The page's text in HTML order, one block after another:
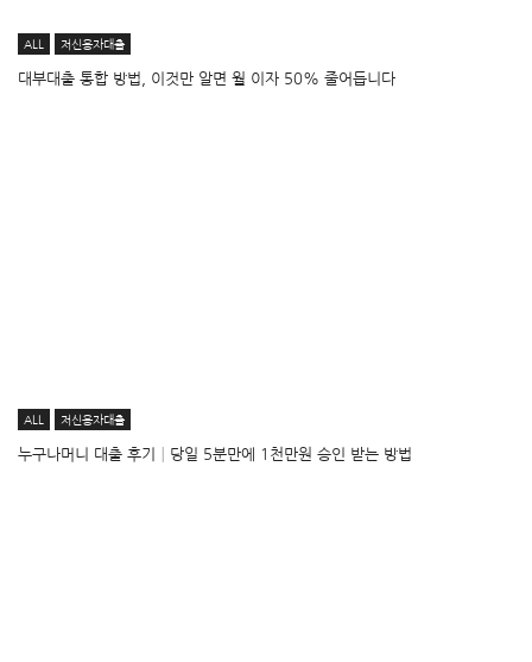
ALL 저신용자대출
대부대출 통합 방법, 이것만 알면 월 이자 50% 줄어듭니다
ALL 저신용자대출
누구나머니 대출 후기│당일 5분만에 1천만원 승인 받는 방법